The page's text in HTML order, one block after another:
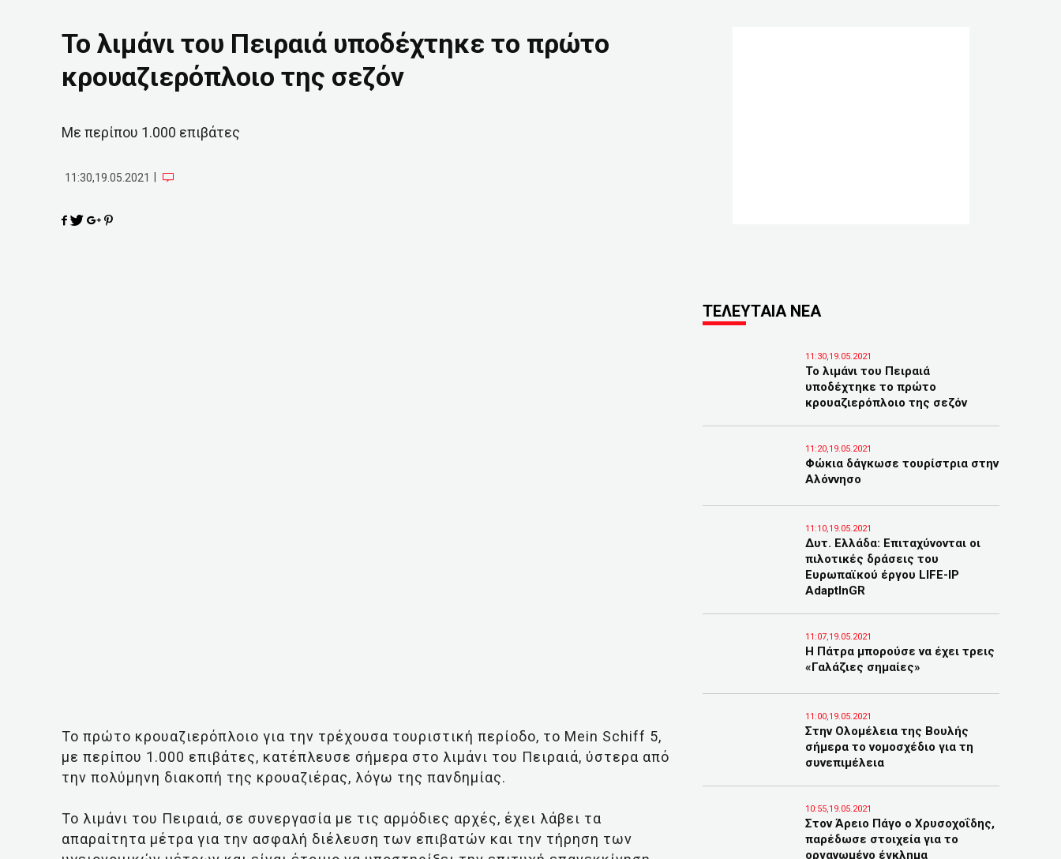
Το λιμάνι του Πειραιά υποδέχτηκε το πρώτο
κρουαζιερόπλοιο της σεζόν
Με περίπου 1.000 επιβάτες
11:30,19.05.2021
To πρώτο κρουαζιερόπλοιο για την τρέχουσα τουριστική περίοδο, το Mein Schiff 5,
με περίπου 1.000 επιβάτες, κατέπλευσε σήμερα στο λιμάνι του Πειραιά, ύστερα από
την πολύμηνη διακοπή της κρουαζιέρας, λόγω της πανδημίας.
Το λιμάνι του Πειραιά, σε συνεργασία με τις αρμόδιες αρχές, έχει λάβει τα
απαραίτητα μέτρα για την ασφαλή διέλευση των επιβατών και την τήρηση των
ΤΕΛΕΥΤΑΙΑ ΝΕΑ
11:30,19.05.2021
Το λιμάνι του Πειραιά
υποδέχτηκε το πρώτο
κρουαζιερόπλοιο της σεζόν
11:20,19.05.2021
Φώκια δάγκωσε τουρίστρια στην
Αλόννησο
11:10,19.05.2021
Δυτ. Ελλάδα: Επιταχύνονται οι
πιλοτικές δράσεις του
Ευρωπαϊκού έργου LIFE-IP
AdaptInGR
11:07,19.05.2021
Η Πάτρα μπορούσε να έχει τρεις
«Γαλάζιες σημαίες»
11:00,19.05.2021
Στην Ολομέλεια της Βουλής
σήμερα το νομοσχέδιο για τη
συνεπιμέλεια
10:55,19.05.2021
Στον Άρειο Πάγο ο Χρυσοχοΐδης,
παρέδωσε στοιχεία για το
οργανωμένο έγκλημα